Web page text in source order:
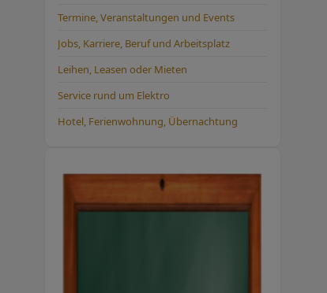
Termine, Veranstaltungen und Events
Jobs, Karriere, Beruf und Arbeitsplatz
Leihen, Leasen oder Mieten
Service rund um Elektro
Hotel, Ferienwohnung, Übernachtung